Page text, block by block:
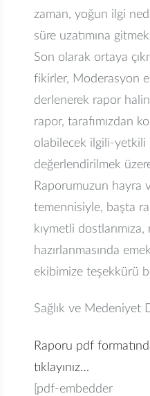
zaman, yoğun ilgi
süre uzatımına
Son olarak ortaya
fikirler, Moderasyon
derlenerek rapor
rapor, tarafımızdan
olabilecek ilgili-yetkili
değerlendirilmek
Raporumuzun hayra
temennisiyle, başta
kıymetli
hazırlanmasında
ekibimize teşekkürü
Sağlık ve Medeniyet
Raporu pdf
tıklayınız…
[pdf-embedder